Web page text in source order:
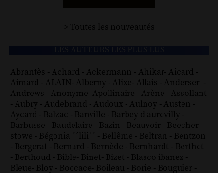
> Toutes les nouveautés
Abrantès - Achard - Ackermann - Ahikar- Aicard -
Aimard - ALAIN- Alberny - Alixe- Allais - Andersen -
Andrews - Anonyme- Apollinaire - Arène - Assollant
- Aubry - Audebrand - Audoux - Aulnoy - Austen -
Aycard - Balzac - Banville - Barbey d aurevilly -
Barbusse - Baudelaire - Bazin - Beauvoir - Beecher
stowe - Bégonia ´´lili´´ - Bellême - Beltran - Bentzon
- Bergerat - Bernard - Bernède - Bernhardt - Berthet
- Berthoud - Bible- Binet- Bizet - Blasco ibanez -
Bleue- Bloy - Boccace- Boileau - Borie - Bouguier -